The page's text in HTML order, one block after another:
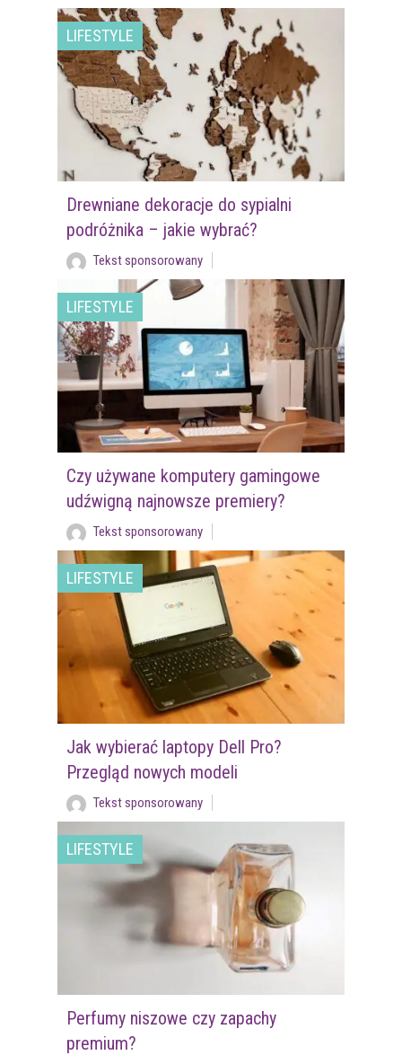
LIFESTYLE
Drewniane dekoracje do sypialni
podróżnika – jakie wybrać?
Tekst sponsorowany
LIFESTYLE
Czy używane komputery gamingowe
udźwigną najnowsze premiery?
Tekst sponsorowany
LIFESTYLE
Jak wybierać laptopy Dell Pro?
Przegląd nowych modeli
Tekst sponsorowany
LIFESTYLE
Perfumy niszowe czy zapachy
premium?